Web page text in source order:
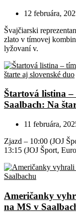
12 februára,
Švajčiarski
zlato v tímovej
lyžovaní v.
Štartová listina
Saalbach: Na
11 februára,
Zjazd – 10:00 (JOJ
13:15 (JOJ Šport,
Američanky
na MS v